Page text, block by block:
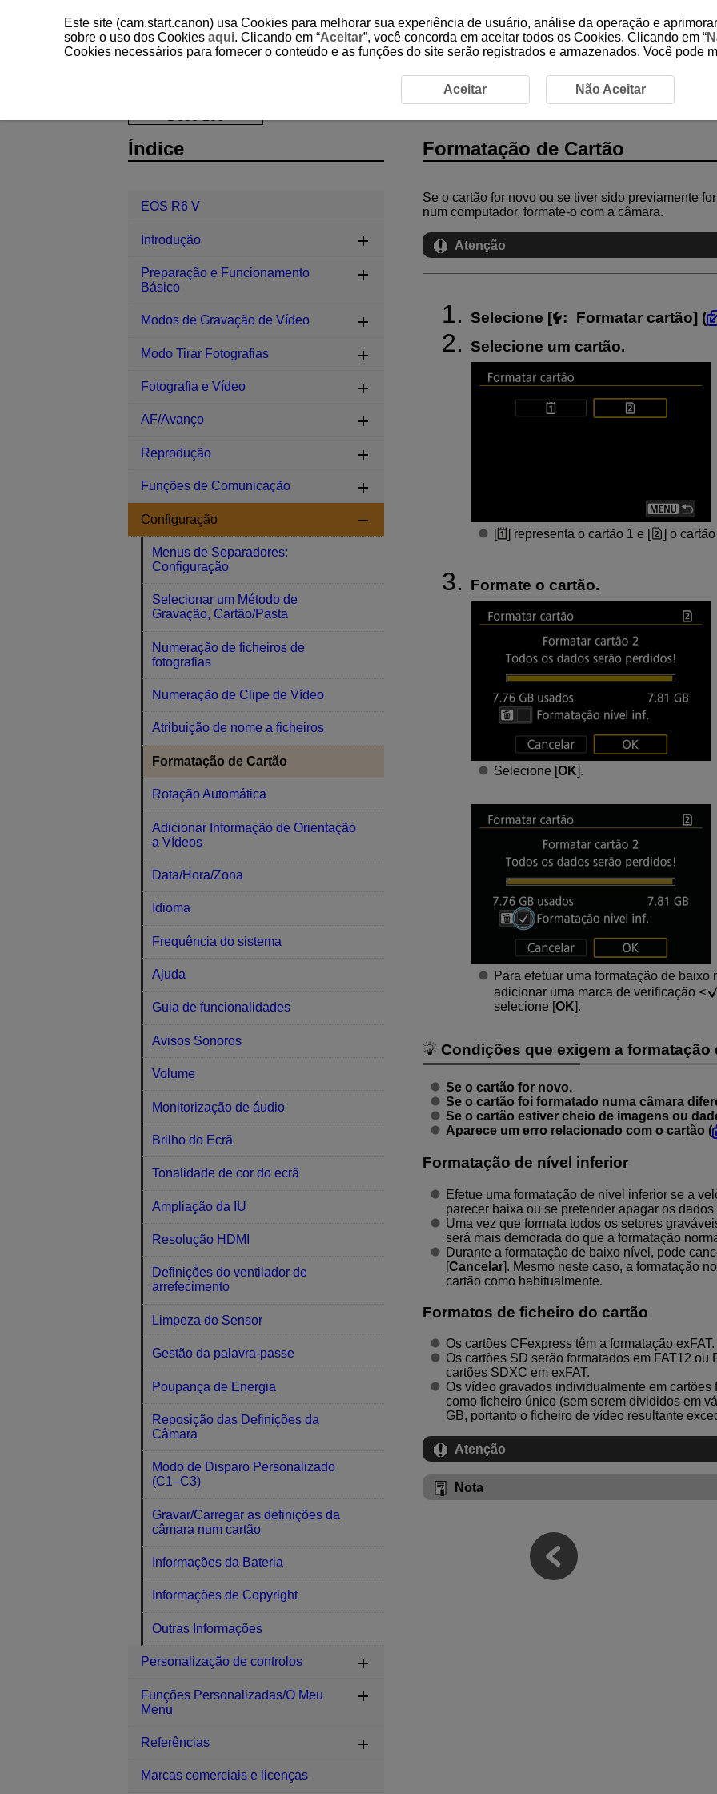
Formatação de Cartão
Formatação de Cartão
Se o cartão for novo ou se tiver sido previamente
num computador, formate-o com a câmara.
Atenção
Selecione [ : Formatar cartão] (
Selecione um cartão.
[ ] representa o cartão 1 e [ ] o
Formate o cartão.
Selecione [OK].
Para efetuar uma formatação de
adicionar uma marca de verificação
selecione [OK].
Condições que exigem a formatação
Se o cartão for novo.
Se o cartão foi formatado numa câmara
Se o cartão estiver cheio de imagens ou
Aparece um erro relacionado com o cartão (
Formatação de nível inferior
Efetue uma formatação de nível inferior se a
parecer baixa ou se pretender apagar os dados
Uma vez que formata todos os setores
será mais demorada do que a formatação
Durante a formatação de baixo nível, pode
[Cancelar]. Mesmo neste caso, a formatação
cartão como habitualmente.
Formatos de ficheiro do cartão
Os cartões CFexpress têm a formatação exFAT.
Os cartões SD serão formatados em FAT12 ou
cartões SDXC em exFAT.
Os vídeo gravados individualmente em cartões
como ficheiro único (sem serem divididos em
GB, portanto o ficheiro de vídeo resultante
Atenção
Nota
Índice
EOS R6 V
Introdução
Preparação e Funcionamento
Básico
Modos de Gravação de Vídeo
Modo Tirar Fotografias
Fotografia e Vídeo
AF/Avanço
Reprodução
Funções de Comunicação
Configuração
Menus de Separadores:
Configuração
Selecionar um Método de
Gravação, Cartão/Pasta
Numeração de ficheiros de
fotografias
Numeração de Clipe de Vídeo
Atribuição de nome a ficheiros
Formatação de Cartão
Rotação Automática
Adicionar Informação de Orientação
a Vídeos
Data/Hora/Zona
Idioma
Frequência do sistema
Ajuda
Guia de funcionalidades
Avisos Sonoros
Volume
Monitorização de áudio
Brilho do Ecrã
Tonalidade de cor do ecrã
Ampliação da IU
Resolução HDMI
Definições do ventilador de
arrefecimento
Limpeza do Sensor
Gestão da palavra-passe
Poupança de Energia
Reposição das Definições da
Câmara
Modo de Disparo Personalizado
(C1–C3)
Gravar/Carregar as definições da
câmara num cartão
Informações da Bateria
Informações de Copyright
Outras Informações
Personalização de controlos
Funções Personalizadas/O Meu
Menu
Referências
Marcas comerciais e licenças
Este site (cam.start.canon) usa Cookies para melhorar sua experiência de usuário, análise da operação e
sobre o uso dos Cookies aqui. Clicando em “Aceitar”, você concorda em aceitar todos os Cookies. Clicando em “
Cookies necessários para fornecer o conteúdo e as funções do site serão registrados e armazenados. Você pode
Aceitar Não Aceitar